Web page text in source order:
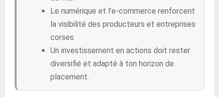
Le numérique et l’e-commerce renforcent
la visibilité des producteurs et entreprises
corses.
Un investissement en actions doit rester
diversifié et adapté à ton horizon de
placement.